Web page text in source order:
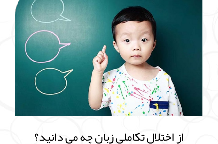
از اختلال تکاملی زبان چه می دانید؟